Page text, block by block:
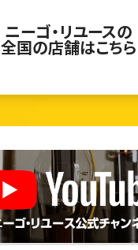
ニーゴ・リユースの
全国の店舗はこちら